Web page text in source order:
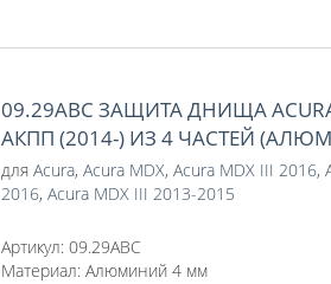
09.29ABC ЗАЩИТА ДНИЩА
АКПП (2014-) ИЗ 4 ЧАСТЕЙ
для Acura, Acura MDX, Acura MDX III 2016,
2016, Acura MDX III 2013-2015
Артикул: 09.29ABC
Материал: Алюминий 4 мм